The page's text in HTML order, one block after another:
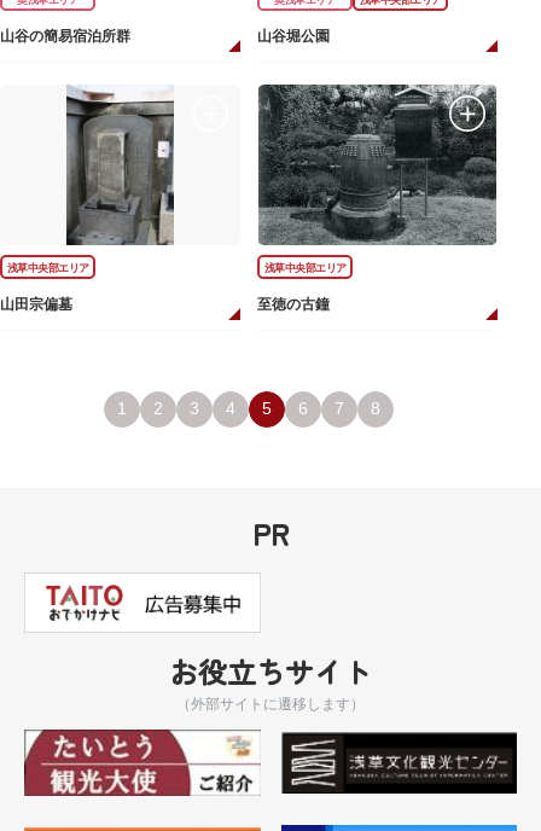
山谷の簡易宿泊所群 山谷堀公園
浅草中央部エリア
山田宗偏墓
浅草中央部エリア
至徳の古鐘
1 2 3 4 5 6 7 8
PR
お役立ちサイト
（外部サイトに遷移します）